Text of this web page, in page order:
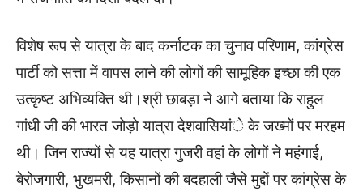
विशेष रूप से यात्रा के बाद कर्नाटक का चुनाव परिणाम, कांग्रेस
पार्टी को सत्ता में वापस लाने की लोगों की सामूहिक इच्छा की एक
उत्कृष्ट अभिव्यक्ति थी।श्री छाबड़ा ने आगे बताया कि राहुल
गांधी जी की भारत जोड़ो यात्रा देशवासियांे के जख्मों पर मरहम
थी। जिन राज्यों से यह यात्रा गुजरी वहां के लोगों ने महंगाई,
बेरोजगारी, भुखमरी, किसानों की बदहाली जैसे मुद्दों पर कांग्रेस के